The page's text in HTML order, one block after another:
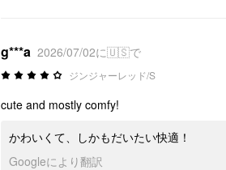
g***a 2026/07/02に🇺🇸で
ジンジャーレッド/S
cute and mostly comfy!
かわいくて、しかもだいたい快適！
Googleにより翻訳